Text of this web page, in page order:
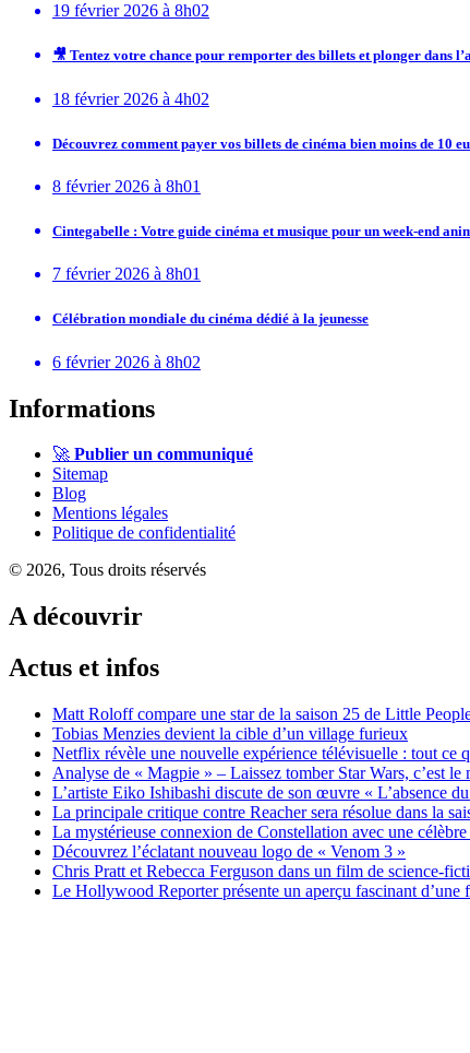
19 février 2026 à 8h02
🎥 Tentez votre chance pour remporter des billets et plonger dans
18 février 2026 à 4h02
Découvrez comment payer vos billets de cinéma bien moins de 10
8 février 2026 à 8h01
Cintegabelle : Votre guide cinéma et musique pour un week-end
7 février 2026 à 8h01
Célébration mondiale du cinéma dédié à la jeunesse
6 février 2026 à 8h02
Informations
🚀 Publier un communiqué
Sitemap
Blog
Mentions légales
Politique de confidentialité
© 2026, Tous droits réservés
A découvrir
Actus et infos
Matt Roloff compare une star de la saison 25 de Little
Tobias Menzies devient la cible d’un village furieux
Netflix révèle une nouvelle expérience télévisuelle : tout ce
Analyse de « Magpie » – Laissez tomber Star Wars, c’est
L’artiste Eiko Ishibashi discute de son œuvre « L’absence
La principale critique contre Reacher sera résolue dans la
La mystérieuse connexion de Constellation avec une
Découvrez l’éclatant nouveau logo de « Venom 3 »
Chris Pratt et Rebecca Ferguson dans un film de science-
Le Hollywood Reporter présente un aperçu fascinant d’une